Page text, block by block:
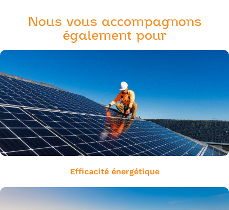
Nous vous accompagnons
également pour
Efficacité énergétique